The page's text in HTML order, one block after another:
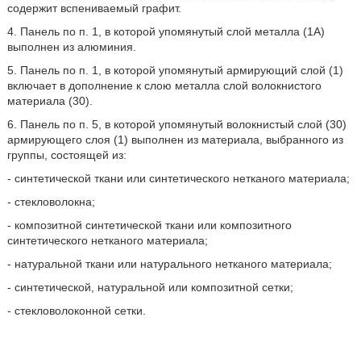
содержит вспениваемый графит.
4. Панель по п. 1, в которой упомянутый слой металла (1А)
выполнен из алюминия.
5. Панель по п. 1, в которой упомянутый армирующий слой (1)
включает в дополнение к слою металла слой волокнистого
материала (30).
6. Панель по п. 5, в которой упомянутый волокнистый слой (30)
армирующего слоя (1) выполнен из материала, выбранного из
группы, состоящей из:
- синтетической ткани или синтетического нетканого материала;
- стекловолокна;
- композитной синтетической ткани или композитного
синтетического нетканого материала;
- натуральной ткани или натурального нетканого материала;
- синтетической, натуральной или композитной сетки;
- стекловолоконной сетки.